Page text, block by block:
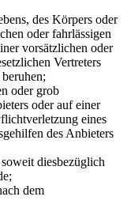
des Körpers oder
oder fahrlässigen
vorsätzlichen oder
Vertreters
oder grob
oder auf einer
eines
des Anbieters
diesbezüglich
dem